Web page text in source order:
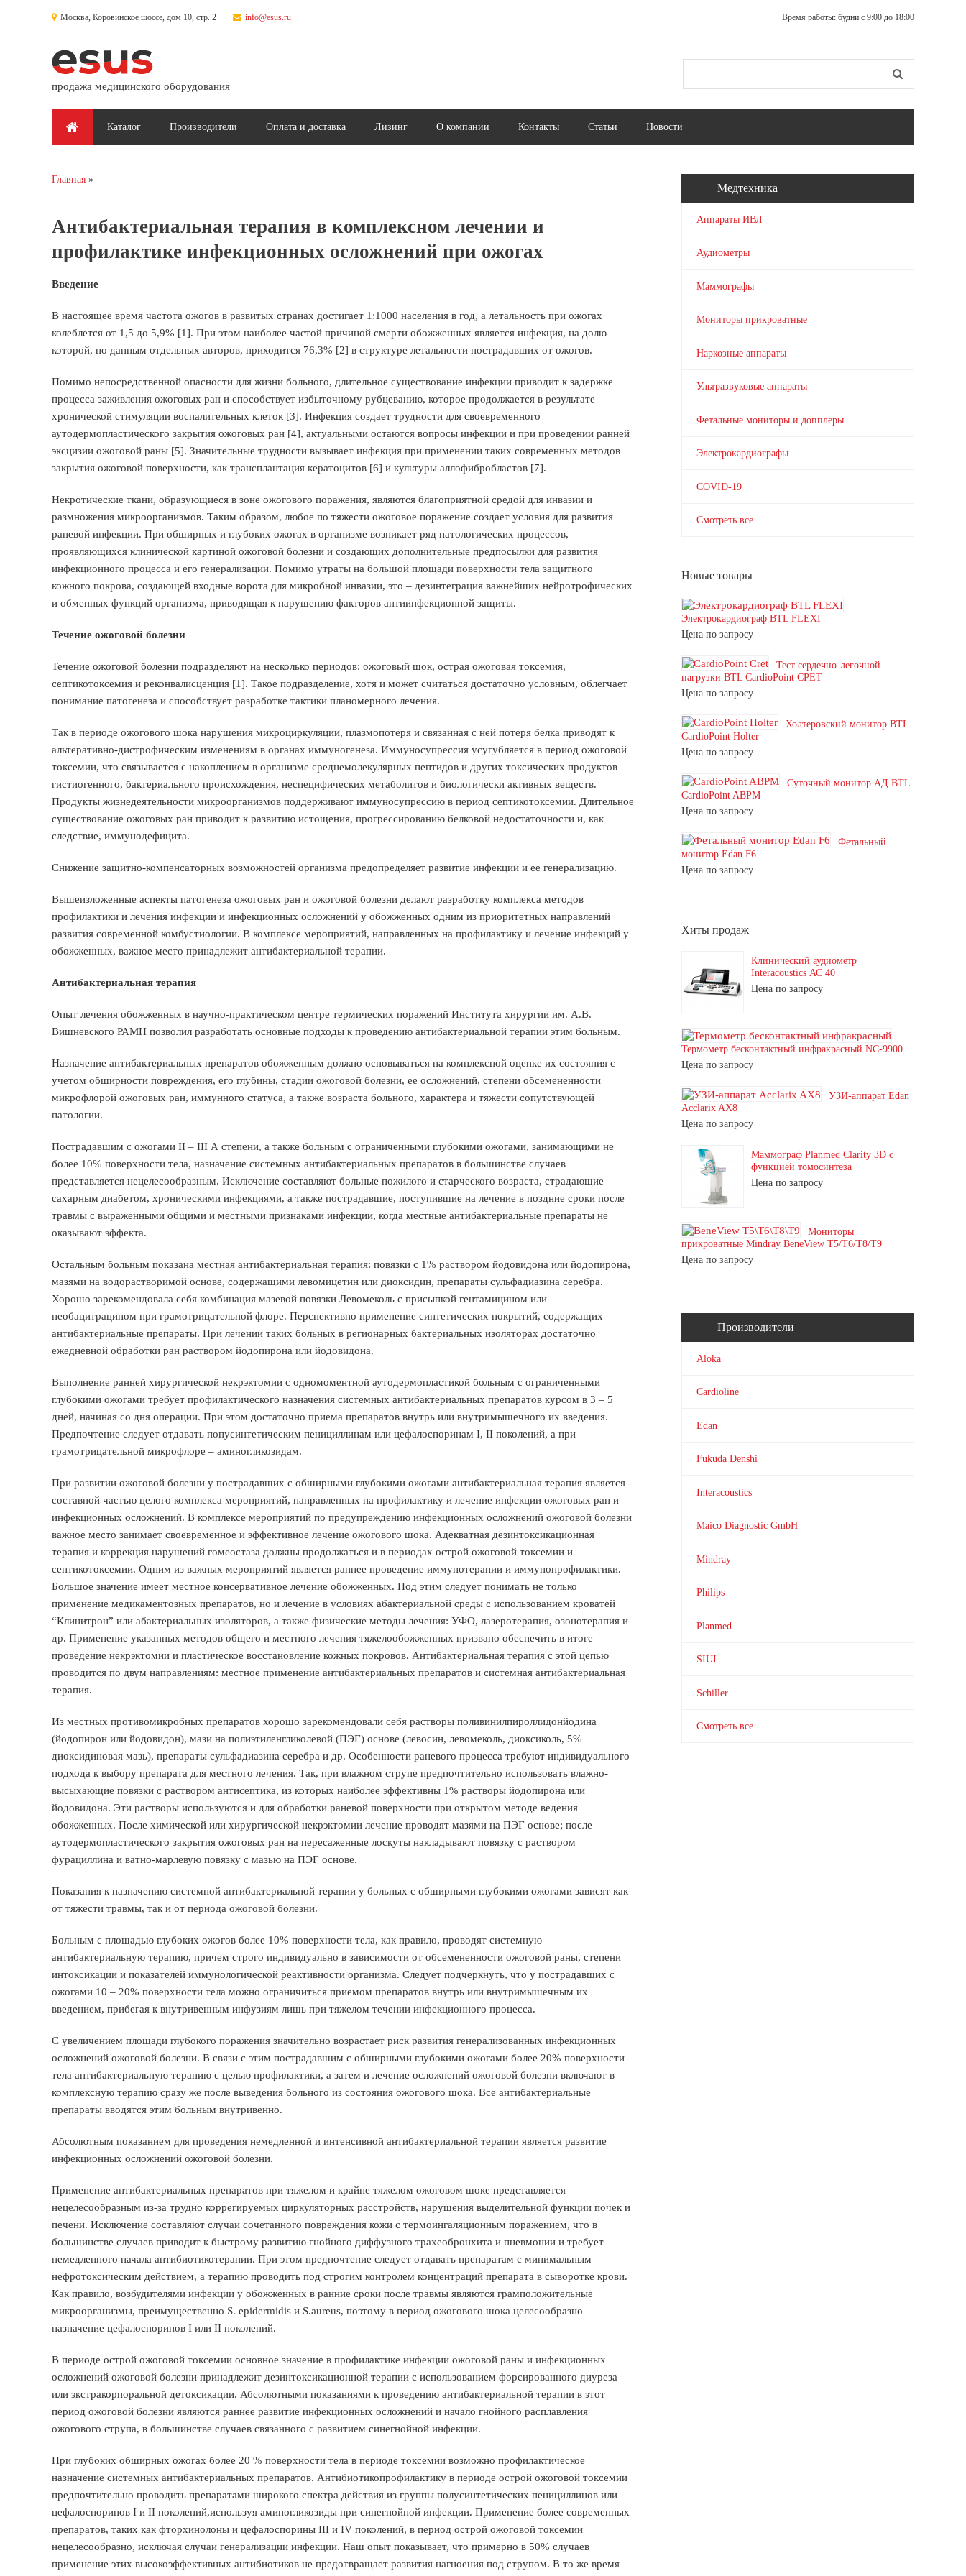
Москва, Коровинское шоссе, дом 10, стр. 2 info@esus.ru Время работы: будни с 9:00 до 18:00
продажа медицинского оборудования
Главное менюКаталог Производители Оплата и доставка Лизинг О компании Контакты Статьи Новости
Вы здесь
Главная
Антибактериальная терапия в комплексном лечении и
профилактике инфекционных осложнений при ожогах
Введение
В настоящее время частота ожогов в развитых странах достигает 1:1000 населения в год, а летальность при ожогах
колеблется от 1,5 до 5,9% [1]. При этом наиболее частой причиной смерти обожженных является инфекция, на долю
которой, по данным отдельных авторов, приходится 76,3% [2] в структуре летальности пострадавших от ожогов.
Помимо непосредственной опасности для жизни больного, длительное существование инфекции приводит к задержке
процесса заживления ожоговых ран и способствует избыточному рубцеванию, которое продолжается в результате
хронической стимуляции воспалительных клеток [3]. Инфекция создает трудности для своевременного
аутодермопластического закрытия ожоговых ран [4], актуальными остаются вопросы инфекции и при проведении ранней
эксцизии ожоговой раны [5]. Значительные трудности вызывает инфекция при применении таких современных методов
закрытия ожоговой поверхности, как трансплантация кератоцитов [6] и культуры аллофибробластов [7].
Некротические ткани, образующиеся в зоне ожогового поражения, являются благоприятной средой для инвазии и
размножения микроорганизмов. Таким образом, любое по тяжести ожоговое поражение создает условия для развития
раневой инфекции. При обширных и глубоких ожогах в организме возникает ряд патологических процессов,
проявляющихся клинической картиной ожоговой болезни и создающих дополнительные предпосылки для развития
инфекционного процесса и его генерализации. Помимо утраты на большой площади поверхности тела защитного
кожного покрова, создающей входные ворота для микробной инвазии, это – дезинтеграция важнейших нейротрофических
и обменных функций организма, приводящая к нарушению факторов антиинфекционной защиты.
Течение ожоговой болезни
Течение ожоговой болезни подразделяют на несколько периодов: ожоговый шок, острая ожоговая токсемия,
септикотоксемия и реконвалисценция [1]. Такое подразделение, хотя и может считаться достаточно условным, облегчает
понимание патогенеза и способствует разработке тактики планомерного лечения.
Так в периоде ожогового шока нарушения микроциркуляции, плазмопотеря и связанная с ней потеря белка приводят к
альтеративно-дистрофическим изменениям в органах иммуногенеза. Иммуносупрессия усугубляется в период ожоговой
токсемии, что связывается с накоплением в организме среднемолекулярных пептидов и других токсических продуктов
гистиогенного, бактериального происхождения, неспецифических метаболитов и биологически активных веществ.
Продукты жизнедеятельности микроорганизмов поддерживают иммуносупрессию в период септикотоксемии. Длительное
существование ожоговых ран приводит к развитию истощения, прогрессированию белковой недостаточности и, как
следствие, иммунодефицита.
Снижение защитно-компенсаторных возможностей организма предопределяет развитие инфекции и ее генерализацию.
Вышеизложенные аспекты патогенеза ожоговых ран и ожоговой болезни делают разработку комплекса методов
профилактики и лечения инфекции и инфекционных осложнений у обожженных одним из приоритетных направлений
развития современной комбустиологии. В комплексе мероприятий, направленных на профилактику и лечение инфекций у
обожженных, важное место принадлежит антибактериальной терапии.
Антибактериальная терапия
Опыт лечения обожженных в научно-практическом центре термических поражений Института хирургии им. А.В.
Вишневского РАМН позволил разработать основные подходы к проведению антибактериальной терапии этим больным.
Назначение антибактериальных препаратов обожженным должно основываться на комплексной оценке их состояния с
учетом обширности повреждения, его глубины, стадии ожоговой болезни, ее осложнений, степени обсемененности
микрофлорой ожоговых ран, иммунного статуса, а также возраста больного, характера и тяжести сопутствующей
патологии.
Пострадавшим с ожогами II – III А степени, а также больным с ограниченными глубокими ожогами, занимающими не
более 10% поверхности тела, назначение системных антибактериальных препаратов в большинстве случаев
представляется нецелесообразным. Исключение составляют больные пожилого и старческого возраста, страдающие
сахарным диабетом, хроническими инфекциями, а также пострадавшие, поступившие на лечение в поздние сроки после
травмы с выраженными общими и местными признаками инфекции, когда местные антибактериальные препараты не
оказывают эффекта.
Остальным больным показана местная антибактериальная терапия: повязки с 1% раствором йодовидона или йодопирона,
мазями на водорастворимой основе, содержащими левомицетин или диоксидин, препараты сульфадиазина серебра.
Хорошо зарекомендовала себя комбинация мазевой повязки Левомеколь с присыпкой гентамицином или
необацитрацином при грамотрицательной флоре. Перспективно применение синтетических покрытий, содержащих
антибактериальные препараты. При лечении таких больных в регионарных бактериальных изоляторах достаточно
ежедневной обработки ран раствором йодопирона или йодовидона.
Выполнение ранней хирургической некрэктомии с одномоментной аутодермопластикой больным с ограниченными
глубокими ожогами требует профилактического назначения системных антибактериальных препаратов курсом в 3 – 5
дней, начиная со дня операции. При этом достаточно приема препаратов внутрь или внутримышечного их введения.
Предпочтение следует отдавать попусинтетическим пенициллинам или цефалоспоринам I, II поколений, а при
грамотрицательной микрофлоре – аминогликозидам.
При развитии ожоговой болезни у пострадавших с обширными глубокими ожогами антибактериальная терапия является
составной частью целого комплекса мероприятий, направленных на профилактику и лечение инфекции ожоговых ран и
инфекционных осложнений. В комплексе мероприятий по предупреждению инфекционных осложнений ожоговой болезни
важное место занимает своевременное и эффективное лечение ожогового шока. Адекватная дезинтоксикационная
терапия и коррекция нарушений гомеостаза должны продолжаться и в периодах острой ожоговой токсемии и
септикотоксемии. Одним из важных мероприятий является раннее проведение иммунотерапии и иммунопрофилактики.
Большое значение имеет местное консервативное лечение обожженных. Под этим следует понимать не только
применение медикаментозных препаратов, но и лечение в условиях абактериальной среды с использованием кроватей
“Клинитрон” или абактериальных изоляторов, а также физические методы лечения: УФО, лазеротерапия, озонотерапия и
др. Применение указанных методов общего и местного лечения тяжелообожженных призвано обеспечить в итоге
проведение некрэктомии и пластическое восстановление кожных покровов. Антибактериальная терапия с этой цепью
проводится по двум направлениям: местное применение антибактериальных препаратов и системная антибактериальная
терапия.
Из местных противомикробных препаратов хорошо зарекомендовали себя растворы поливинилпироллидонйодина
(йодопирон или йодовидон), мази на полиэтиленгликолевой (ПЭГ) основе (левосин, левомеколь, диоксиколь, 5%
диоксидиновая мазь), препараты сульфадиазина серебра и др. Особенности раневого процесса требуют индивидуального
подхода к выбору препарата для местного лечения. Так, при влажном струпе предпочтительно использовать влажно-
высыхающие повязки с раствором антисептика, из которых наиболее эффективны 1% растворы йодопирона или
йодовидона. Эти растворы используются и для обработки раневой поверхности при открытом методе ведения
обожженных. После химической или хирургической некрэктомии лечение проводят мазями на ПЭГ основе; после
аутодермопластического закрытия ожоговых ран на пересаженные лоскуты накладывают повязку с раствором
фурациллина и ватно-марлевую повязку с мазью на ПЭГ основе.
Показания к назначению системной антибактериальной терапии у больных с обширными глубокими ожогами зависят как
от тяжести травмы, так и от периода ожоговой болезни.
Больным с площадью глубоких ожогов более 10% поверхности тела, как правило, проводят системную
антибактериальную терапию, причем строго индивидуально в зависимости от обсемененности ожоговой раны, степени
интоксикации и показателей иммунологической реактивности организма. Следует подчеркнуть, что у пострадавших с
ожогами 10 – 20% поверхности тела можно ограничиться приемом препаратов внутрь или внутримышечным их
введением, прибегая к внутривенным инфузиям лишь при тяжелом течении инфекционного процесса.
С увеличением площади глубокого поражения значительно возрастает риск развития генерализованных инфекционных
осложнений ожоговой болезни. В связи с этим пострадавшим с обширными глубокими ожогами более 20% поверхности
тела антибактериальную терапию с целью профилактики, а затем и лечение осложнений ожоговой болезни включают в
комплексную терапию сразу же после выведения больного из состояния ожогового шока. Все антибактериальные
препараты вводятся этим больным внутривенно.
Абсолютным показанием для проведения немедленной и интенсивной антибактериальной терапии является развитие
инфекционных осложнений ожоговой болезни.
Применение антибактериальных препаратов при тяжелом и крайне тяжелом ожоговом шоке представляется
нецелесообразным из-за трудно коррегируемых циркуляторных расстройств, нарушения выделительной функции почек и
печени. Исключение составляют случаи сочетанного повреждения кожи с термоингаляционным поражением, что в
большинстве случаев приводит к быстрому развитию гнойного диффузного трахеобронхита и пневмонии и требует
немедленного начала антибиотикотерапии. При этом предпочтение следует отдавать препаратам с минимальным
нефротоксическим действием, а терапию проводить под строгим контролем концентраций препарата в сыворотке крови.
Как правило, возбудителями инфекции у обожженных в ранние сроки после травмы являются грамположительные
микроорганизмы, преимущественно S. epidermidis и S.aureus, поэтому в период ожогового шока целесообразно
назначение цефалоспоринов I или II поколений.
В периоде острой ожоговой токсемии основное значение в профилактике инфекции ожоговой раны и инфекционных
осложнений ожоговой болезни принадлежит дезинтоксикационной терапии с использованием форсированного диуреза
или экстракорпоральной детоксикации. Абсолютными показаниями к проведению антибактериальной терапии в этот
период ожоговой болезни являются раннее развитие инфекционных осложнений и начало гнойного расплавления
ожогового струпа, в большинстве случаев связанного с развитием синегнойной инфекции.
При глубоких обширных ожогах более 20 % поверхности тела в периоде токсемии возможно профилактическое
назначение системных антибактериальных препаратов. Антибиотикопрофилактику в периоде острой ожоговой токсемии
предпочтительно проводить препаратами широкого спектра действия из группы полусинтетических пенициллинов или
цефалоспоринов I и II поколений,используя аминогликозиды при синегнойной инфекции. Применение более современных
препаратов, таких как фторхинолоны и цефалоспорины III и IV поколений, в период острой ожоговой токсемии
нецелесообразно, исключая случаи генерализации инфекции. Наш опыт показывает, что примерно в 50% случаев
применение этих высокоэффективных антибиотиков не предотвращает развития нагноения под струпом. В то же время
Медтехника
Аппараты ИВЛ
Аудиометры
Маммографы
Мониторы прикроватные
Наркозные аппараты
Ультразвуковые аппараты
Фетальные мониторы и допплеры
Электрокардиографы
COVID-19
Смотреть все
Новые товары
Электрокардиограф BTL FLEXI
Цена по запросу
Тест сердечно-легочной
нагрузки BTL CardioPoint CPET
Цена по запросу
Холтеровский монитор BTL
CardioPoint Holter
Цена по запросу
Суточный монитор АД BTL
CardioPoint ABPM
Цена по запросу
Фетальный
монитор Edan F6
Цена по запросу
Хиты продаж
Клинический аудиометр
Interacoustics АС 40
Цена по запросу
Термометр бесконтактный инфракрасный NC-9900
Цена по запросу
УЗИ-аппарат Edan
Acclarix AX8
Цена по запросу
Маммограф Planmed Clarity 3D с
функцией томосинтеза
Цена по запросу
Мониторы
прикроватные Mindray BeneView T5/T6/T8/T9
Цена по запросу
Производители
Aloka
Cardioline
Edan
Fukuda Denshi
Interacoustics
Maico Diagnostic GmbH
Mindray
Philips
Planmed
SIUI
Schiller
Смотреть все